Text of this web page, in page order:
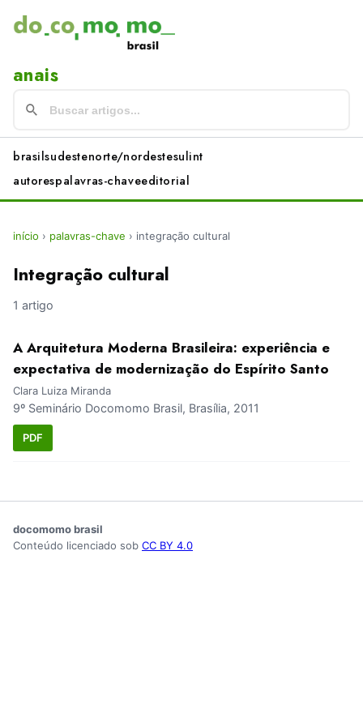
anais
brasilsudestenorte/nordestesulint
autorespalavras-chaveeditorial
início › palavras-chave › integração cultural
Integração cultural
1 artigo
A Arquitetura Moderna Brasileira: experiência e
expectativa de modernização do Espírito Santo
Clara Luiza Miranda
9º Seminário Docomomo Brasil, Brasília, 2011
PDF
docomomo brasil
Conteúdo licenciado sob CC BY 4.0